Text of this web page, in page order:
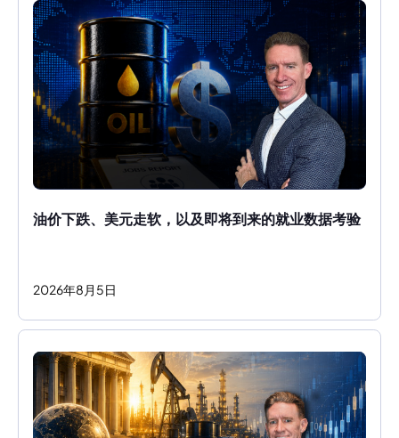
油价下跌、美元走软，以及即将到来的就业数据考验
2026年8 月 5日